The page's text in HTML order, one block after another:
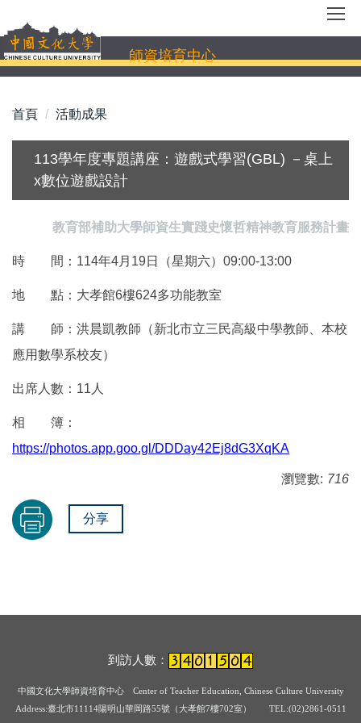
到
主
要
容
師資培育中心
首頁 活動成果
113學年度專題講座：遊戲式學習(GBL) －桌上
x數位遊戲設計
教育部補助大學師資生實踐史懷哲精神教育服務計畫
時 間：114年4月19日（星期六）09:00-13:00
地 點：大孝館6樓624多功能教室
講 師：洪晨凱教師（新北市立三民高級中學教師、本校
應用數學系校友）
出席人數：11人
相 簿：
https://photos.app.goo.gl/DDDay42Ej8dG3XqKA
瀏覽數: 716
分享
到訪人數：
中國文化大學師資培育中心 Center of Teacher Education, Chinese Culture University
Address:臺北市11114陽明山華岡路55號（大孝館7樓702室） TEL:(02)2861-0511